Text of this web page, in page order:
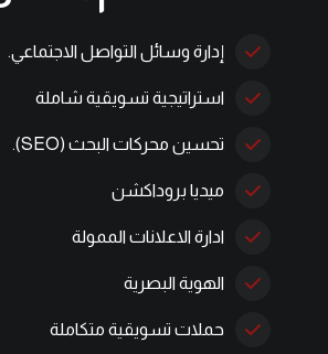
إدارة وسائل التواصل الاجتماعي.
استراتيجية تسويقية شاملة
تحسين محركات البحث (SEO).
ميديا بروداكشن
ادارة الاعلانات الممولة
الهوية البصرية
حملات تسويقية متكاملة